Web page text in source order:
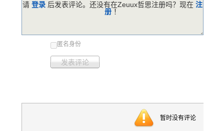
匿名身份
发表评论
请 登录 后发表评论。还没有在Zeuux哲思注册吗？现在 注
册 ！
暂时没有评论